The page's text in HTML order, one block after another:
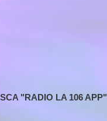
"RADIO LA 106 APP"